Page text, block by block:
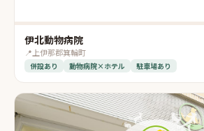
伊北動物病院
📍 上伊那郡箕輪町
併設あり 動物病院×ホテル 駐車場あり